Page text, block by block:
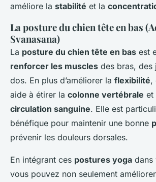
améliore la stabilité et la
La posture du chien tête en bas
Svanasana)
La posture du chien tête en bas est
renforcer les muscles des bras, des
dos. En plus d’améliorer la flexibilité,
aide à étirer la colonne vertébrale et
circulation sanguine. Elle est
bénéfique pour maintenir une bonne
prévenir les douleurs dorsales.
En intégrant ces postures yoga dans
vous pouvez non seulement